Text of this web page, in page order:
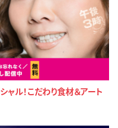
ャル！こだわり食材＆アート